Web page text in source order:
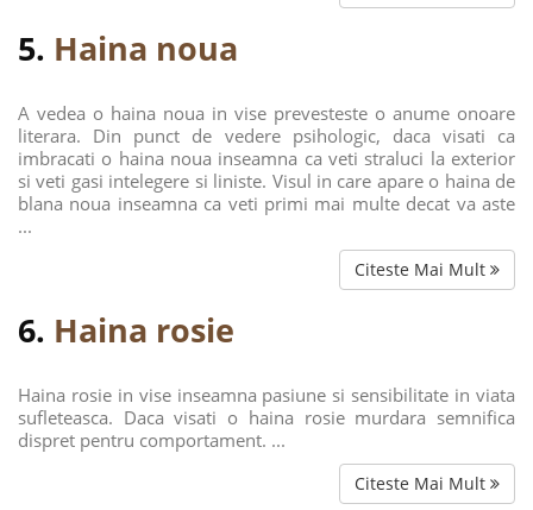
5. Haina noua
A vedea o haina noua in vise prevesteste o anume onoare
literara. Din punct de vedere psihologic, daca visati ca
imbracati o haina noua inseamna ca veti straluci la exterior
si veti gasi intelegere si liniste. Visul in care apare o haina de
blana noua inseamna ca veti primi mai multe decat va aste
...
Citeste Mai Mult
6. Haina rosie
Haina rosie in vise inseamna pasiune si sensibilitate in viata
sufleteasca. Daca visati o haina rosie murdara semnifica
dispret pentru comportament. ...
Citeste Mai Mult